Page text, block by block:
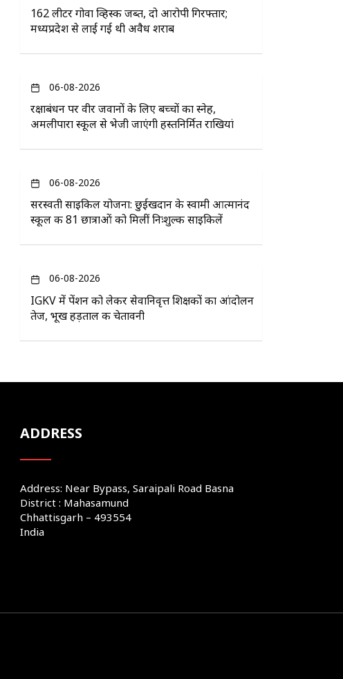
162 लीटर गोवा व्हिस्की जब्त, दो आरोपी गिरफ्तार;
मध्यप्रदेश से लाई गई थी अवैध शराब
06-08-2026
रक्षाबंधन पर वीर जवानों के लिए बच्चों का स्नेह,
अमलीपारा स्कूल से भेजी जाएंगी हस्तनिर्मित राखियां
06-08-2026
सरस्वती साइकिल योजना: छुईखदान के स्वामी आत्मानंद
स्कूल की 81 छात्राओं को मिलीं निःशुल्क साइकिलें
06-08-2026
IGKV में पेंशन को लेकर सेवानिवृत्त शिक्षकों का आंदोलन
तेज, भूख हड़ताल की चेतावनी
ADDRESS
Address: Near Bypass, Saraipali Road Basna
District : Mahasamund
Chhattisgarh – 493554
India